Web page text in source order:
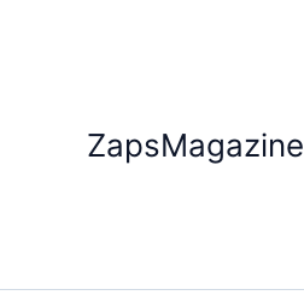
ZapsMagazine